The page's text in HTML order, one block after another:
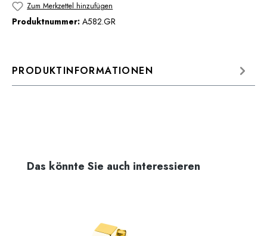
Zum Merkzettel hinzufügen
Produktnummer: A582.GR
PRODUKTINFORMATIONEN
Produktgalerie überspringen
Das könnte Sie auch interessieren